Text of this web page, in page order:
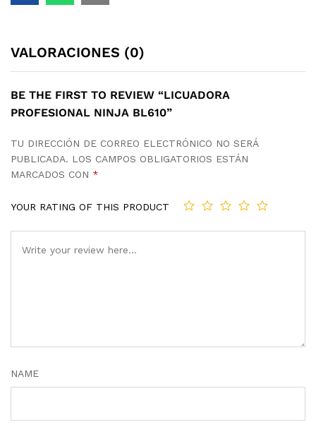
VALORACIONES (0)
BE THE FIRST TO REVIEW “LICUADORA
PROFESIONAL NINJA BL610”
TU DIRECCIÓN DE CORREO ELECTRÓNICO NO SERÁ
PUBLICADA. LOS CAMPOS OBLIGATORIOS ESTÁN
MARCADOS CON *
YOUR RATING OF THIS PRODUCT
NAME